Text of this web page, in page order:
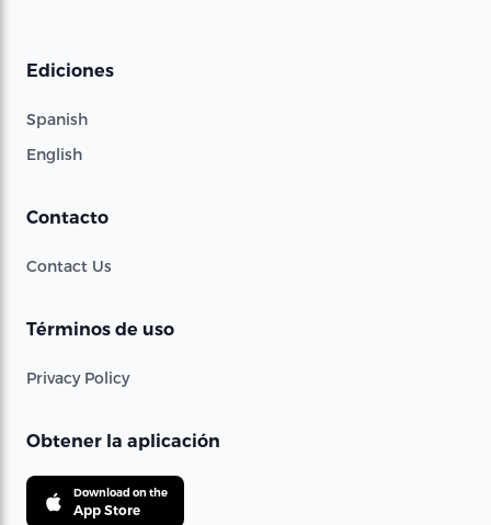
Ediciones
Spanish
English
Contacto
Contact Us
Términos de uso
Privacy Policy
Obtener la aplicación
Download on the
App Store